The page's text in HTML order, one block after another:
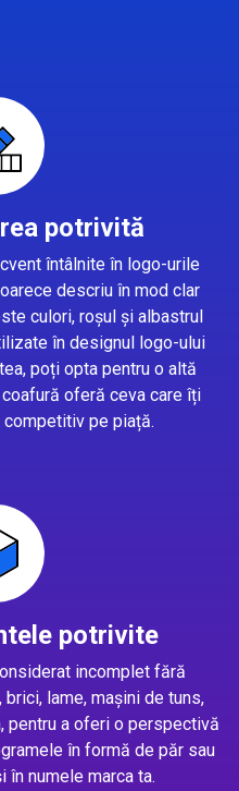
potrivită
întâlnite în logo-urile
descriu în mod clar
culori, roșul și albastrul
în designul logo-ului
poți opta pentru o altă
oferă ceva care îți
pe piață.
potrivite
incomplet fără
lame, mașini de tuns,
pentru a oferi o perspectivă
în formă de păr sau
în numele marca ta.